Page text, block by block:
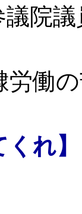
議院
労働
れ】